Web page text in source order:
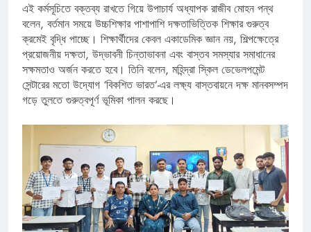
এই কর্মসূচিতে বক্তব্য রাখতে গিয়ে উপাচার্য অধ্যাপক রাজীব মোহন পন্থ
বলেন, বর্তমান সময়ে উচ্চশিক্ষার পাশাপাশি দক্ষতাভিত্তিক শিক্ষার গুরুত্ব
ক্রমেই বৃদ্ধি পাচ্ছে। শিক্ষার্থীদের কেবল একাডেমিক জ্ঞান নয়, শিল্পক্ষেত্রে
প্রয়োজনীয় দক্ষতা, উদ্ভাবনী চিন্তাভাবনা এবং বাস্তব সমস্যার সমাধানের
সক্ষমতাও অর্জন করতে হবে। তিনি বলেন, মহিন্দ্রা স্কিল ডেভেলপমেন্ট
সেন্টারের মতো উদ্যোগ ‘বিকশিত ভারত’-এর লক্ষ্য বাস্তবায়নে দক্ষ মানবসম্পদ
গড়ে তুলতে গুরুত্বপূর্ণ ভূমিকা পালন করছে।